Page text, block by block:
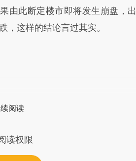
由此断定楼市即将发生崩盘，出
，这样的结论言过其实。
阅读
读权限